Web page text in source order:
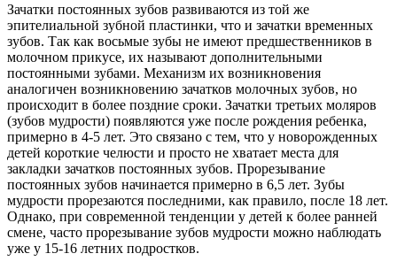
Зачатки постоянных зубов развиваются из той же
эпителиальной зубной пластинки, что и зачатки временных
зубов. Так как восьмые зубы не имеют предшественников в
молочном прикусе, их называют дополнительными
постоянными зубами. Механизм их возникновения
аналогичен возникновению зачатков молочных зубов, но
происходит в более поздние сроки. Зачатки третьих моляров
(зубов мудрости) появляются уже после рождения ребенка,
примерно в 4-5 лет. Это связано с тем, что у новорожденных
детей короткие челюсти и просто не хватает места для
закладки зачатков постоянных зубов. Прорезывание
постоянных зубов начинается примерно в 6,5 лет. Зубы
мудрости прорезаются последними, как правило, после 18 лет.
Однако, при современной тенденции у детей к более ранней
смене, часто прорезывание зубов мудрости можно наблюдать
уже у 15-16 летних подростков.